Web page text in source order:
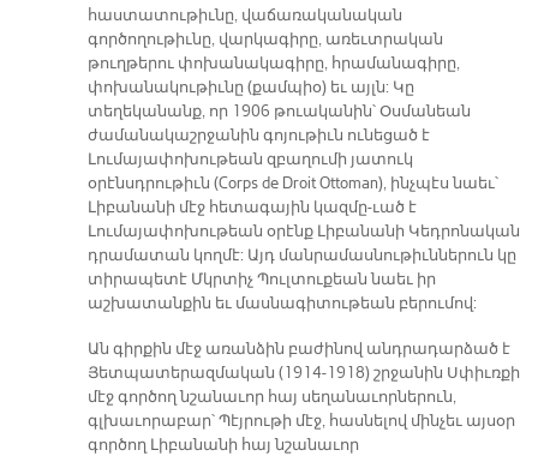
հաստատութիւնը, վաճառականական
գործողութիւնը, վարկագիրը, առեւտրական
թուղթերու փոխանակագիրը, հրամանագիրը,
փոխանակութիւնը (քամպիօ) եւ այլն: Կը
տեղեկանանք, որ 1906 թուականին՝ Օսմանեան
ժամանակաշրջանին գոյութիւն ունեցած է
Լումայափոխութեան զբաղումի յատուկ
օրէնսդրութիւն (Corps de Droit Ottoman), ինչպէս նաեւ՝
Լիբանանի մէջ հետագային կազմը-ւած է
Լումայափոխութեան օրէնք Լիբանանի Կեդրոնական
դրամատան կողմէ: Այդ մանրամասնութիւններուն կը
տիրապետէ Մկրտիչ Պուլտուքեան նաեւ իր
աշխատանքին եւ մասնագիտութեան բերումով:
Ան գիրքին մէջ առանձին բաժինով անդրադարձած է
Յետպատերազմական (1914-1918) շրջանին Սփիւռքի
մէջ գործող նշանաւոր հայ սեղանաւորներուն,
գլխաւորաբար՝ Պէյրութի մէջ, հասնելով մինչեւ այսօր
գործող Լիբանանի հայ նշանաւոր